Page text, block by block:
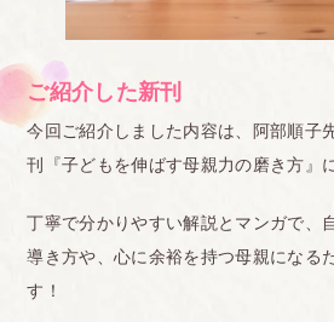
ご紹介した新刊
今回ご紹介しました内容は、阿部順子
刊『子どもを伸ばす母親力の磨き方』
丁寧で分かりやすい解説とマンガで、
導き方や、心に余裕を持つ母親になる
す！